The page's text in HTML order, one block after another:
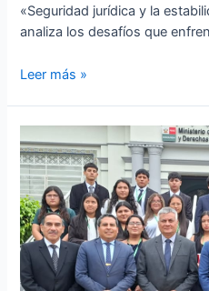
«Seguridad jurídica y la
analiza los desafíos que
Leer más »
aula
a
la
gestión
pública:
una
experiencia